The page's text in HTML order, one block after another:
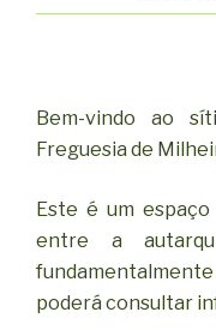
Bem-vindo ao
Freguesia de
Este é um
entre a
poderá consultar